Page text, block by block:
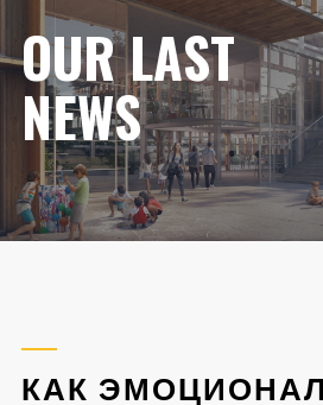
OUR LAST
NEWS
КАК